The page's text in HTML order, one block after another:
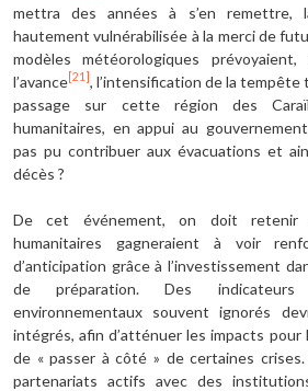
mettra des années à s’en remettre,
hautement vulnérabilisée à la merci de
modèles météorologiques
l’avance [21] , l’intensification de la
passage sur cette région des
humanitaires, en appui au
pas pu contribuer aux évacuations et
décès ?
De cet événement, on doit retenir
humanitaires gagneraient à voir
d’anticipation grâce à l’investissement
de préparation. Des indicateurs
environnementaux souvent ignorés
intégrés, afin d’atténuer les impacts
de « passer à côté » de certaines crises.
partenariats actifs avec des